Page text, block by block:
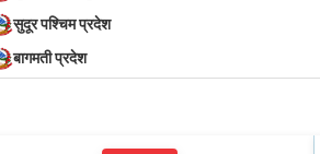
सुदूर पश्चिम प्रदेश
बागमती प्रदेश